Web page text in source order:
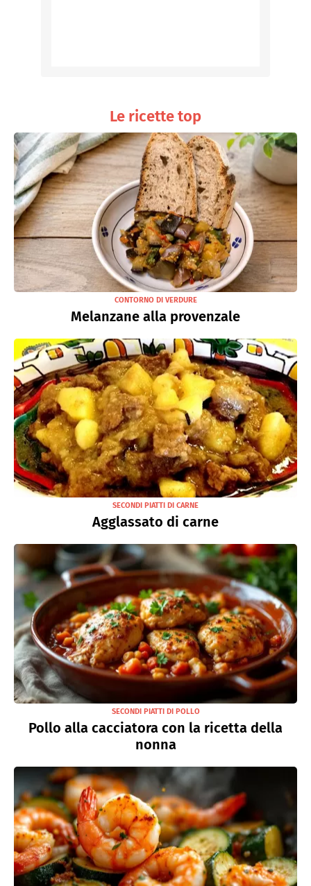
Le ricette top
CONTORNO DI VERDURE
Melanzane alla provenzale
SECONDI PIATTI DI CARNE
Agglassato di carne
SECONDI PIATTI DI POLLO
Pollo alla cacciatora con la ricetta della
nonna